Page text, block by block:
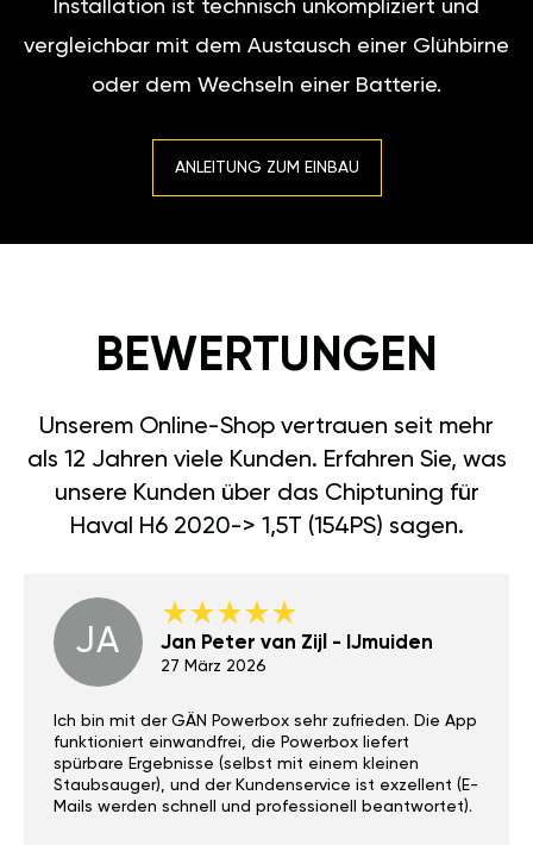
Installation ist technisch unkompliziert und
vergleichbar mit dem Austausch einer Glühbirne
oder dem Wechseln einer Batterie.
ANLEITUNG ZUM EINBAU
BEWERTUNGEN
Unserem Online-Shop vertrauen seit mehr
als 12 Jahren viele Kunden. Erfahren Sie, was
unsere Kunden über das Chiptuning für
Haval H6 2020-> 1,5T (154PS) sagen.
JA Jan Peter van Zijl - IJmuiden
27 März 2026
Ich bin mit der GÄN Powerbox sehr zufrieden. Die App
funktioniert einwandfrei, die Powerbox liefert
spürbare Ergebnisse (selbst mit einem kleinen
Staubsauger), und der Kundenservice ist exzellent (E-
Mails werden schnell und professionell beantwortet).